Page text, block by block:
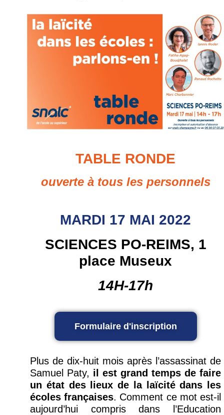
TABLE RONDE
ouverte à tous les personnels
MARDI 17 MAI 2022
SCIENCES PO-REIMS, 1
place Museux
14H-17h
Formulaire d'inscription
Plus de dix-huit mois après l’assassinat de
Samuel Paty, il est grand temps de faire
un état des lieux de la laïcité dans les
écoles françaises. Comment ce mot est-il
aujourd’hui compris dans l’Education